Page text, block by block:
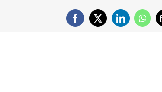
Facebook
X LinkedIn